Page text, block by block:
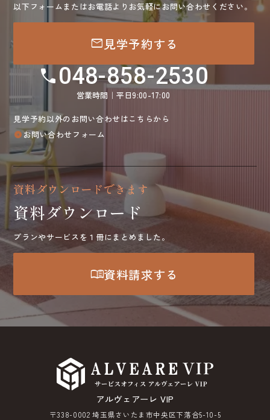
以下フォームまたはお電話よりお気軽にお問い合わせください。
mail見学予約する
call048-858-2530
営業時間｜平日9:00-17:00
見学予約以外のお問い合わせはこちらから
arrow_circle_rightお問い合わせフォーム
資料ダウンロードできます
資料ダウンロード
プランやサービスを１冊にまとめました。
menu_book資料請求する
アルヴェアーレ VIP
〒338-0002 埼玉県さいたま市中央区下落合5-10-5